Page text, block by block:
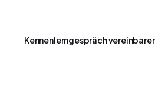
Kennenlerngespräch